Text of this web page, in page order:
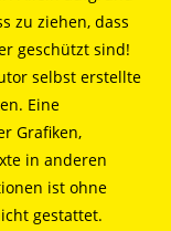
zu ziehen, dass
geschützt sind!
selbst erstellte
Eine
Grafiken,
in anderen
ist ohne
gestattet.